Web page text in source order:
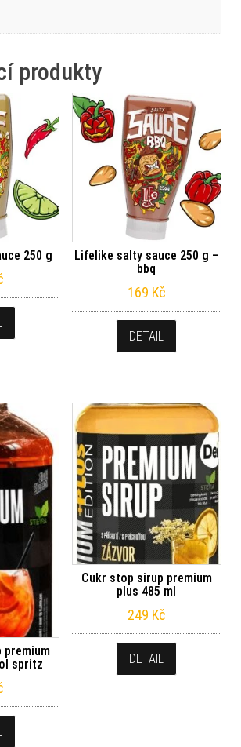
produkty
250 g
Lifelike salty sauce 250 g –
bbq
169 Kč
DETAIL
premium
spritz
Cukr stop sirup premium
plus 485 ml
249 Kč
DETAIL